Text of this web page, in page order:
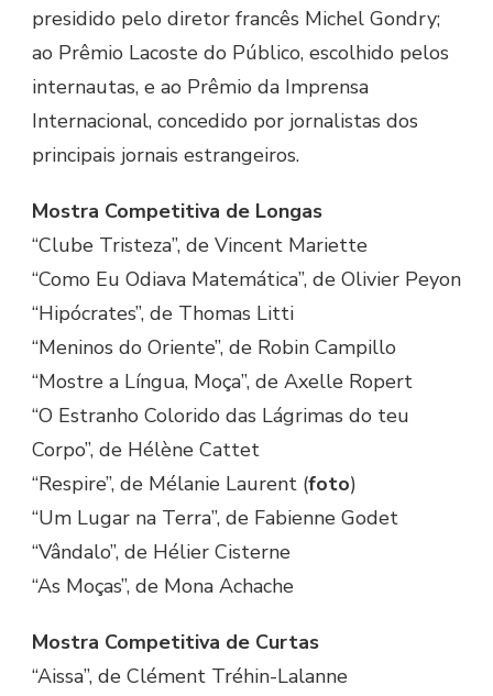
presidido pelo diretor francês Michel Gondry;
ao Prêmio Lacoste do Público, escolhido pelos
internautas, e ao Prêmio da Imprensa
Internacional, concedido por jornalistas dos
principais jornais estrangeiros.
Mostra Competitiva de Longas
“Clube Tristeza”, de Vincent Mariette
“Como Eu Odiava Matemática”, de Olivier Peyon
“Hipócrates”, de Thomas Litti
“Meninos do Oriente”, de Robin Campillo
“Mostre a Língua, Moça”, de Axelle Ropert
“O Estranho Colorido das Lágrimas do teu
Corpo”, de Hélène Cattet
“Respire”, de Mélanie Laurent (foto)
“Um Lugar na Terra”, de Fabienne Godet
“Vândalo”, de Hélier Cisterne
“As Moças”, de Mona Achache
Mostra Competitiva de Curtas
“Aissa”, de Clément Tréhin-Lalanne